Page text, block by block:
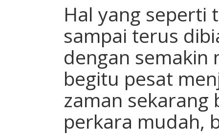
Hal yang seperti
sampai terus
dengan semakin
begitu pesat
zaman sekarang
perkara mudah,